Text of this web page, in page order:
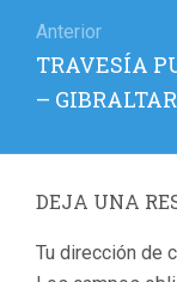
de
entradas
Anterior
Entrada
anterior:
TRAVESÍA
–
DEJA UNA
Tu dirección de